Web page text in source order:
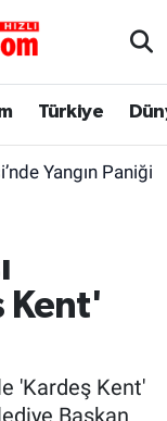
Türkiye
Yangın Paniği
Kent'
'Kardeş Kent'
Başkan